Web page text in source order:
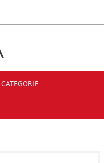
CATEGORIE